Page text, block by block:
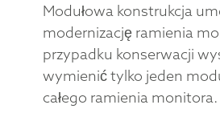
Modułowa konstrukcja
modernizację ramienia
przypadku konserwacji
wymienić tylko jeden
całego ramienia monitora.